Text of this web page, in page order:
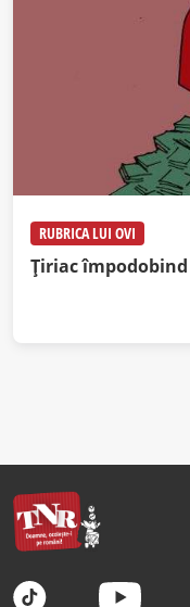
RUBRICA LUI OVI
Țiriac